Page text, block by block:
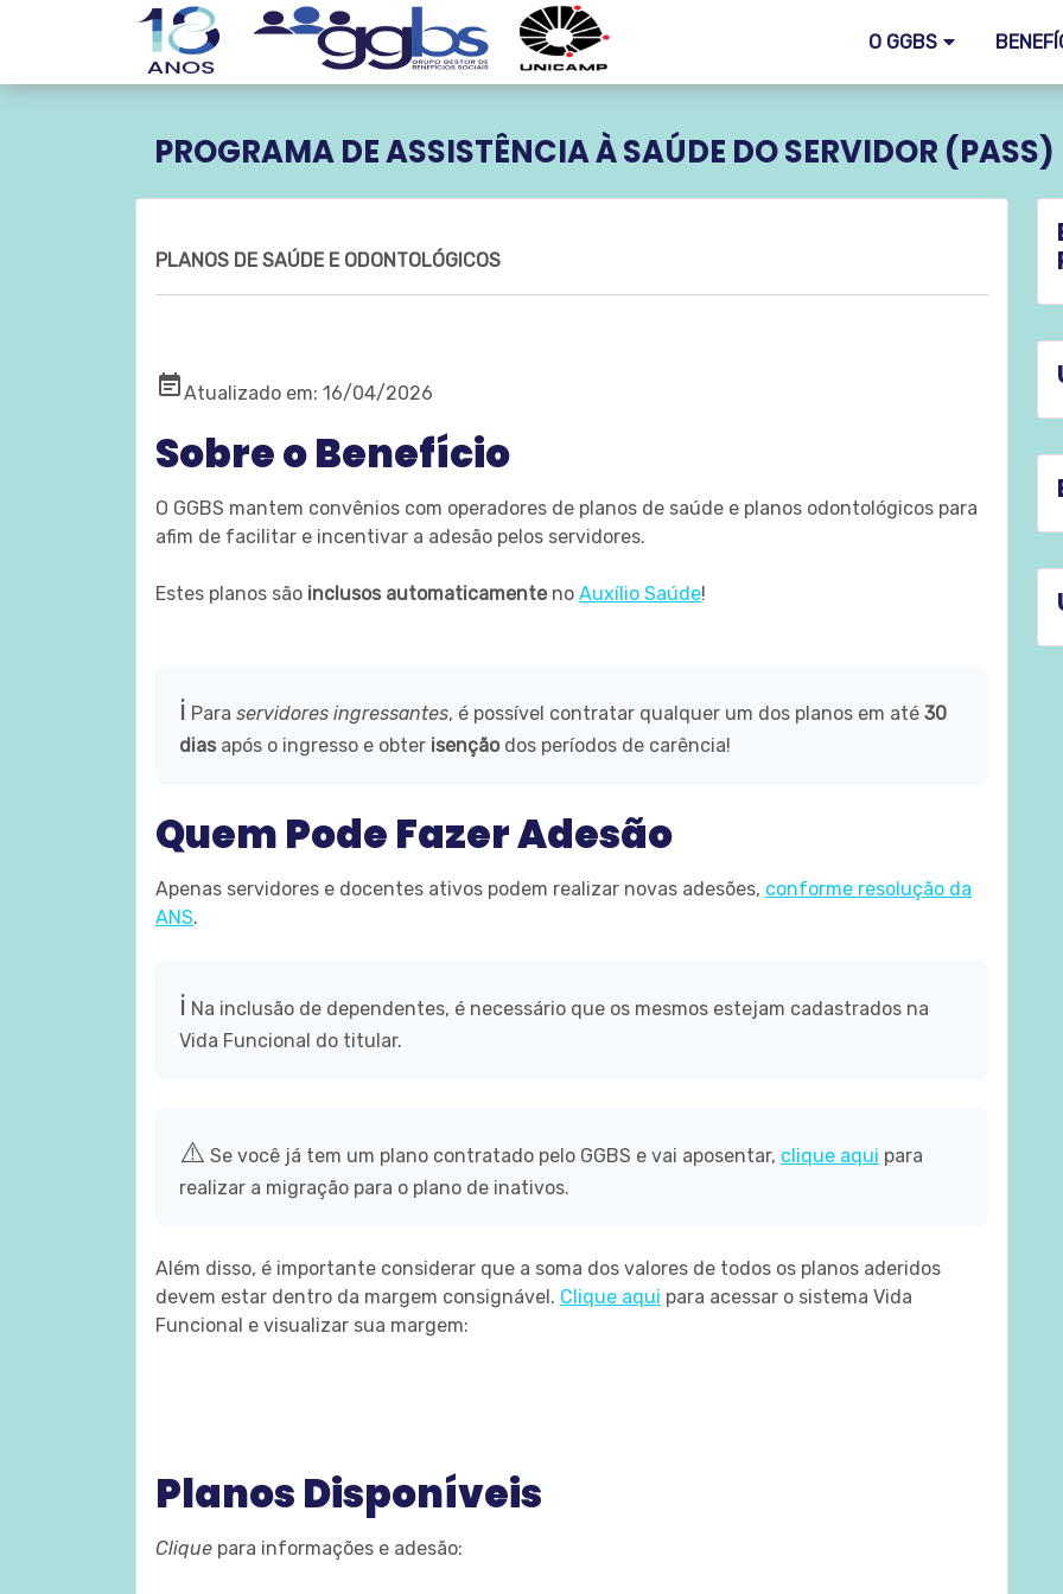
O GGBS
PROGRAMA DE ASSISTÊNCIA À SAÚDE DO SERVIDOR (PASS)
PLANOS DE SAÚDE E ODONTOLÓGICOS
event_noteAtualizado em: 16/04/2026
Sobre o Benefício
O GGBS mantem convênios com operadores de planos de saúde e planos odontológicos para
afim de facilitar e incentivar a adesão pelos servidores.
Estes planos são inclusos automaticamente no Auxílio Saúde!
ℹ️ Para servidores ingressantes, é possível contratar qualquer um dos planos em até 30
dias após o ingresso e obter isenção dos períodos de carência!
Quem Pode Fazer Adesão
Apenas servidores e docentes ativos podem realizar novas adesões, conforme resolução da
ANS.
ℹ️ Na inclusão de dependentes, é necessário que os mesmos estejam cadastrados na
Vida Funcional do titular.
⚠️ Se você já tem um plano contratado pelo GGBS e vai aposentar, clique aqui para
realizar a migração para o plano de inativos.
Além disso, é importante considerar que a soma dos valores de todos os planos aderidos
devem estar dentro da margem consignável. Clique aqui para acessar o sistema Vida
Funcional e visualizar sua margem:
Planos Disponíveis
Clique para informações e adesão: